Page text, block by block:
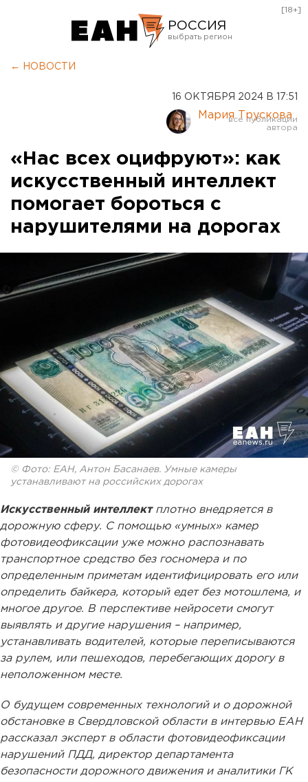
РОССИЯ
Курган
Оренбург
[18+]
← НОВОСТИ
16 ОКТЯБРЯ 2024 В 17:51
Мария Трускова
«Нас всех оцифруют»: как
искусственный интеллект
помогает бороться с
нарушителями на дорогах
© Фото: ЕАН, Антон Басанаев. Умные камеры
устанавливают на российских дорогах
Искусственный интеллектплотно внедряется в
дорожную сферу. С помощью «умных» камер
фотовидеофиксации уже можно распознавать
транспортное средство без госномера и по
определенным приметам идентифицировать его или
определить байкера, который едет без мотошлема, и
многое другое. В перспективе нейросети смогут
выявлять и другие нарушения – например,
устанавливать водителей, которые переписываются
за рулем, или пешеходов, перебегающих дорогу в
неположенном месте.
О будущем современных технологий и о дорожной
обстановке в Свердловской области в интервью ЕАН
рассказал эксперт в области фотовидеофиксации
нарушений ПДД, директор департамента
безопасности дорожного движения и аналитики ГК